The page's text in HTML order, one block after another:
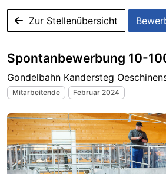
Zur Stellenübersicht
Spontanbewerbung 10-
Gondelbahn Kandersteg
Mitarbeitende Februar 2024